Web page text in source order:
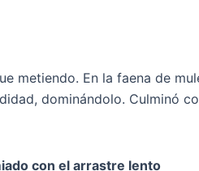
metiendo. En la faena de
dominándolo. Culminó
con el arrastre lento